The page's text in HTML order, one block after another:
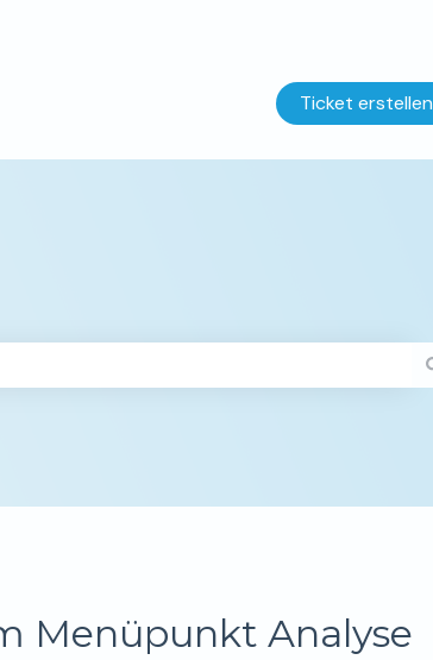
Ticket erstellen
Menüpunkt Analyse